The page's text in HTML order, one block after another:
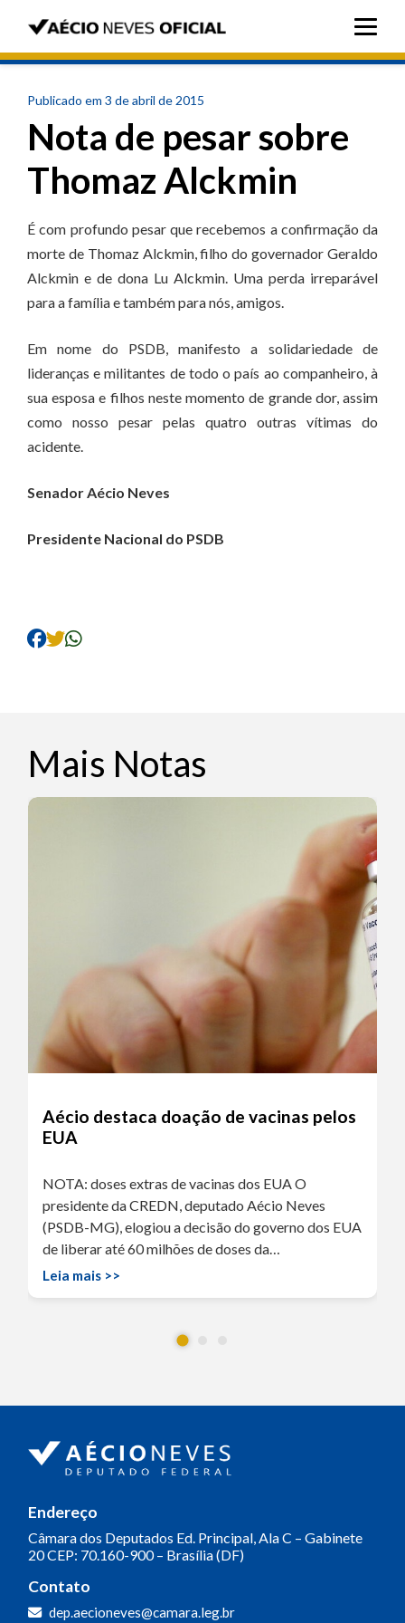
Publicado em 3 de abril de 2015
Nota de pesar sobre
Thomaz Alckmin
É com profundo pesar que recebemos a confirmação da
morte de Thomaz Alckmin, filho do governador Geraldo
Alckmin e de dona Lu Alckmin. Uma perda irreparável
para a família e também para nós, amigos.
Em nome do PSDB, manifesto a solidariedade de
lideranças e militantes de todo o país ao companheiro, à
sua esposa e filhos neste momento de grande dor, assim
como nosso pesar pelas quatro outras vítimas do
acidente.
Senador Aécio Neves
Presidente Nacional do PSDB
Mais Notas
Aécio destaca doação de vacinas pelos
EUA
NOTA: doses extras de vacinas dos EUA O
presidente da CREDN, deputado Aécio Neves
(PSDB-MG), elogiou a decisão do governo dos EUA
de liberar até 60 milhões de doses da…
Leia mais >>
Endereço
Câmara dos Deputados Ed. Principal, Ala C – Gabinete
20CEP: 70.160-900 – Brasília (DF)
Contato
dep.aecioneves@camara.leg.br